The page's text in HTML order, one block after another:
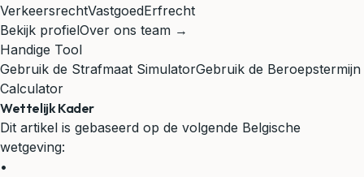
VerkeersrechtVastgoedErfrecht
Bekijk profielOver ons team →
Handige Tool
Gebruik de Strafmaat SimulatorGebruik de Beroepstermijn
Calculator
Wettelijk Kader
Dit artikel is gebaseerd op de volgende Belgische
wetgeving:
•